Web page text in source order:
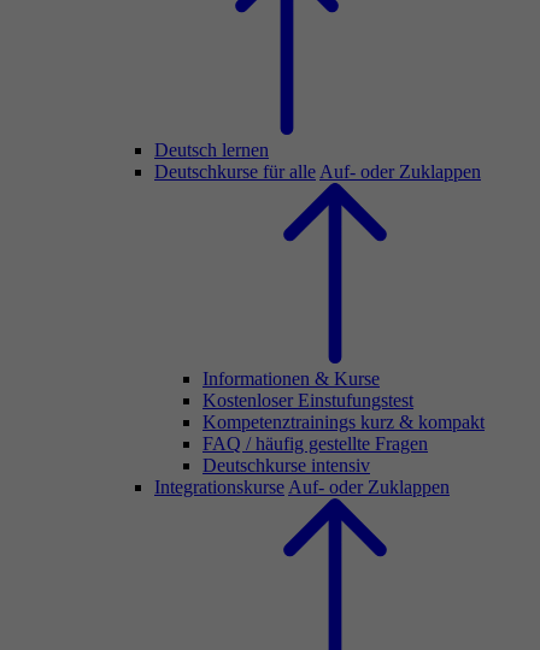
Deutsch lernen
Deutschkurse für alle Auf- oder Zuklappen
Informationen & Kurse
Kostenloser Einstufungstest
Kompetenztrainings kurz & kompakt
FAQ / häufig gestellte Fragen
Deutschkurse intensiv
Integrationskurse Auf- oder Zuklappen